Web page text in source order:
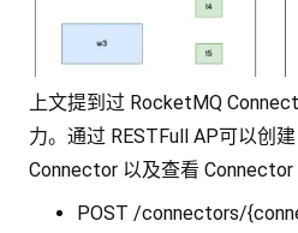
上文提到过 RocketMQ
力。通过 RESTFull AP可以创
Connector 以及查看 Connector
POST /connectors/